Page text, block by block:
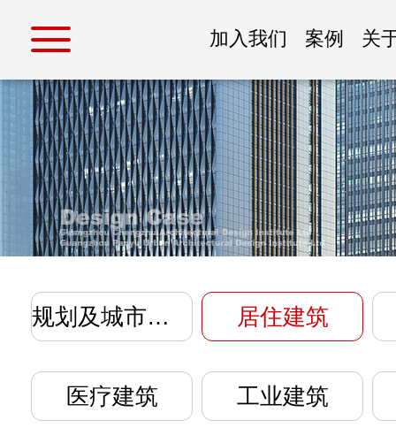
关
案例
加入我们
规划及城市设计 居住建筑
医疗建筑 工业建筑